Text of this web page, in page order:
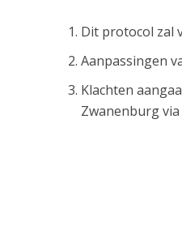
Dit protocol zal
Aanpassingen
Klachten
Zwanenburg via